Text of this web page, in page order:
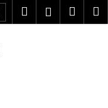
Hledat